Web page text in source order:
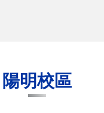
陽明校區